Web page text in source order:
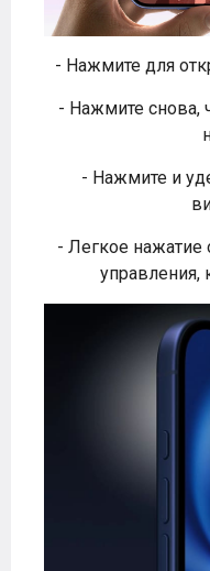
- Нажмите для
- Нажмите снова,
- Нажмите и
- Легкое нажатие
управления,